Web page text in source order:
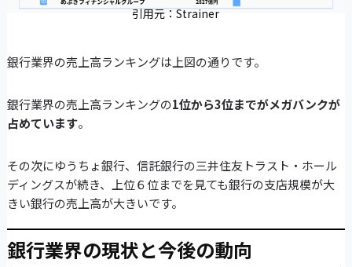
引用元：Strainer
銀行業界の売上高ランキングは上図の通りです。
銀行業界の売上高ランキングの1位から3位までがメガバンクが
占めています。
その次にゆうちょ銀行、信託銀行の三井住友トラスト・ホール
ディングスが続き、上位６位までを見ても銀行の支店規模が大
きい銀行の売上高が大きいです。
銀行業界の現状と今後の動向